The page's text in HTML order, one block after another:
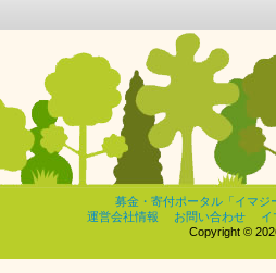
募金・寄付ポータル「イマジ
運営会社情報
お問い合わせ
イ
Copyright ©